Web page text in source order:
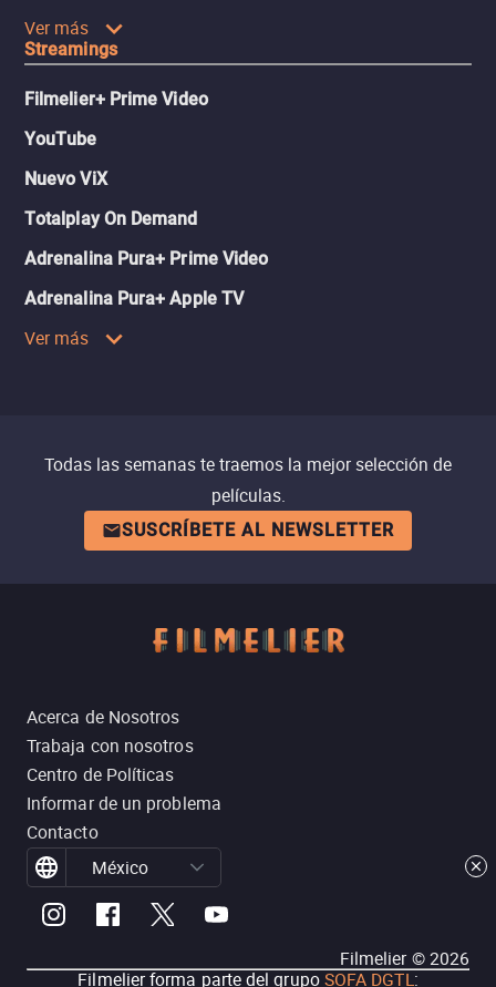
Ver más
Streamings
Filmelier+ Prime Video
YouTube
Nuevo ViX
Totalplay On Demand
Adrenalina Pura+ Prime Video
Adrenalina Pura+ Apple TV
Ver más
Todas las semanas te traemos la mejor selección de
películas.
SUSCRÍBETE AL NEWSLETTER
Acerca de Nosotros
Trabaja con nosotros
Centro de Políticas
Informar de un problema
Contacto
México
Filmelier ©2026
Filmelier forma parte del grupoSOFA DGTL: